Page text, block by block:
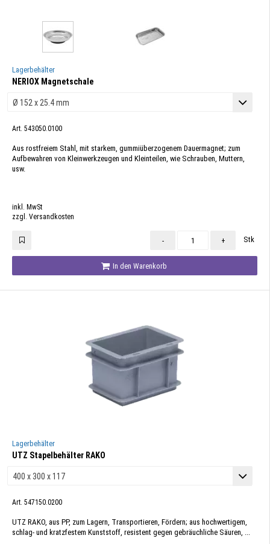
Lagerbehälter
NERIOX Magnetschale
Art. 543050.0100
Aus rostfreiem Stahl, mit starkem, gummiüberzogenem Dauermagnet; zum
Aufbewahren von Kleinwerkzeugen und Kleinteilen, wie Schrauben, Muttern,
usw.
inkl. MwSt
zzgl. Versandkosten
- + Stk
In den Warenkorb
Lagerbehälter
UTZ Stapelbehälter RAKO
Art. 547150.0200
UTZ RAKO, aus PP, zum Lagern, Transportieren, Fördern; aus hochwertigem,
schlag- und kratzfestem Kunststoff, resistent gegen gebräuchliche Säuren, ...